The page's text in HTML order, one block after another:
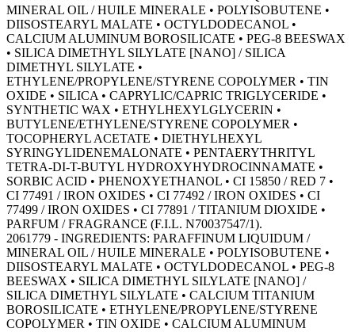
MINERAL OIL / HUILE MINERALE • POLYISOBUTENE •
DIISOSTEARYL MALATE • OCTYLDODECANOL •
CALCIUM ALUMINUM BOROSILICATE • PEG-8 BEESWAX
• SILICA DIMETHYL SILYLATE [NANO] / SILICA
DIMETHYL SILYLATE •
ETHYLENE/PROPYLENE/STYRENE COPOLYMER • TIN
OXIDE • SILICA • CAPRYLIC/CAPRIC TRIGLYCERIDE •
SYNTHETIC WAX • ETHYLHEXYLGLYCERIN •
BUTYLENE/ETHYLENE/STYRENE COPOLYMER •
TOCOPHERYL ACETATE • DIETHYLHEXYL
SYRINGYLIDENEMALONATE • PENTAERYTHRITYL
TETRA-DI-T-BUTYL HYDROXYHYDROCINNAMATE •
SORBIC ACID • PHENOXYETHANOL • CI 15850 / RED 7 •
CI 77491 / IRON OXIDES • CI 77492 / IRON OXIDES • CI
77499 / IRON OXIDES • CI 77891 / TITANIUM DIOXIDE •
PARFUM / FRAGRANCE (F.I.L. N70037547/1).
2061779 - INGREDIENTS: PARAFFINUM LIQUIDUM /
MINERAL OIL / HUILE MINERALE • POLYISOBUTENE •
DIISOSTEARYL MALATE • OCTYLDODECANOL • PEG-8
BEESWAX • SILICA DIMETHYL SILYLATE [NANO] /
SILICA DIMETHYL SILYLATE • CALCIUM TITANIUM
BOROSILICATE • ETHYLENE/PROPYLENE/STYRENE
COPOLYMER • TIN OXIDE • CALCIUM ALUMINUM